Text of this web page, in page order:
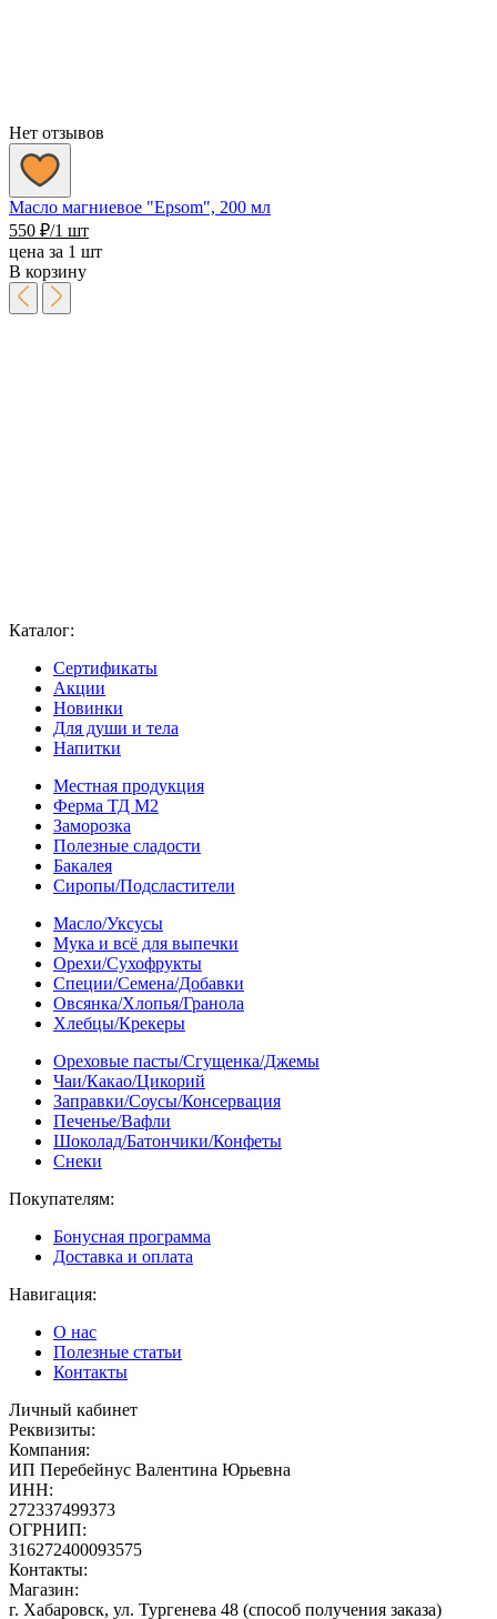
Нет отзывов
Масло магниевое "Epsom", 200 мл
550 ₽/1 шт
цена за 1 шт
В корзину
Каталог:
Сертификаты
Акции
Новинки
Для души и тела
Напитки
Местная продукция
Ферма ТД М2
Заморозка
Полезные сладости
Бакалея
Сиропы/Подсластители
Масло/Уксусы
Мука и всё для выпечки
Орехи/Сухофрукты
Специи/Семена/Добавки
Овсянка/Хлопья/Гранола
Хлебцы/Крекеры
Ореховые пасты/Сгущенка/Джемы
Чаи/Какао/Цикорий
Заправки/Соусы/Консервация
Печенье/Вафли
Шоколад/Батончики/Конфеты
Снеки
Покупателям:
Бонусная программа
Доставка и оплата
Навигация:
О нас
Полезные статьи
Контакты
Личный кабинет
Реквизиты:
Компания:
ИП Перебейнус Валентина Юрьевна
ИНН:
272337499373
ОГРНИП:
316272400093575
Контакты:
Магазин:
г. Хабаровск, ул. Тургенева 48 (способ получения заказа)